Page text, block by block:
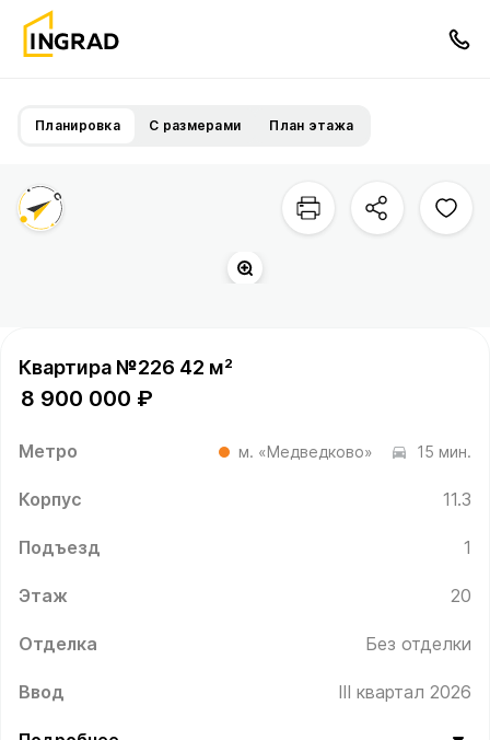
Планировка С размерами План этажа
Квартира №226 42 м²
8 900 000 ₽
Метро м. «Медведково» 15 мин.
Корпус 11.3
Подъезд 1
Этаж 20
Отделка Без отделки
Ввод III квартал 2026